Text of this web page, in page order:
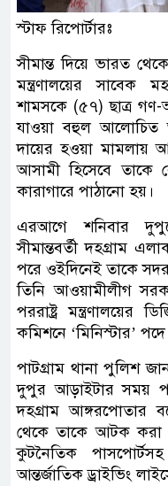
স্টাফ রিপোর্টারঃ
সীমান্ত দিয়ে ভারত
মন্ত্রণালয়ের সাবেক
শামসকে (৫৭) ছাত্র গণ-
যাওয়া বহুল
দায়ের হওয়া মামলায়
আসামী হিসেবে তাকে
কারাগারে পাঠানো হয়।
এরআগে শনিবার
সীমান্তবর্তী দহগ্রাম
পরে ওইদিনেই তাকে
তিনি আওয়ামীলীগ
পররাষ্ট্র মন্ত্রণালয়ের
কমিশনে ‘মিনিস্টার’
পাটগ্রাম থানা পুলিশ
দুপুর আড়াইটার সময়
দহগ্রাম আঙ্গরপোতার
থেকে তাকে আটক করা
কুটনৈতিক
আন্তর্জাতিক ড্রাইভিং